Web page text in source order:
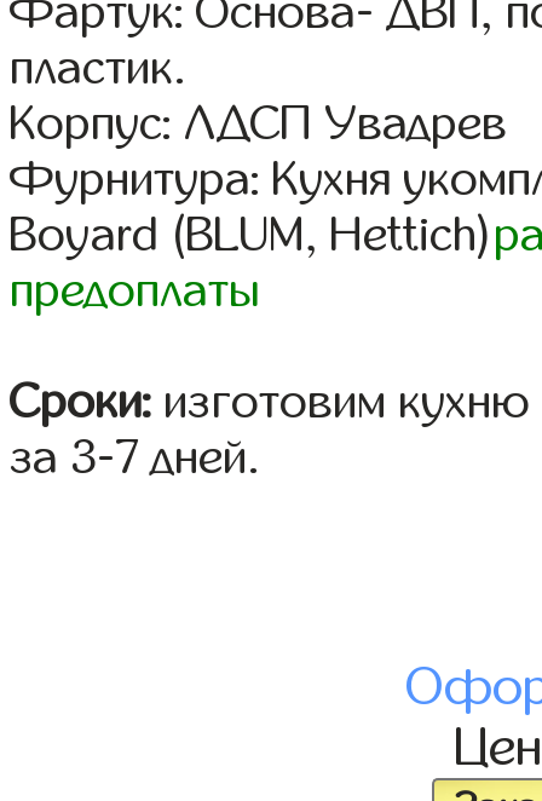
Фартук: Основа- ДВП,
пластик.
Корпус: ЛДСП Увадрев
Фурнитура: Кухня
Boyard (BLUM, Hettich)
предоплаты
Сроки: изготовим
за 3-7 дней.